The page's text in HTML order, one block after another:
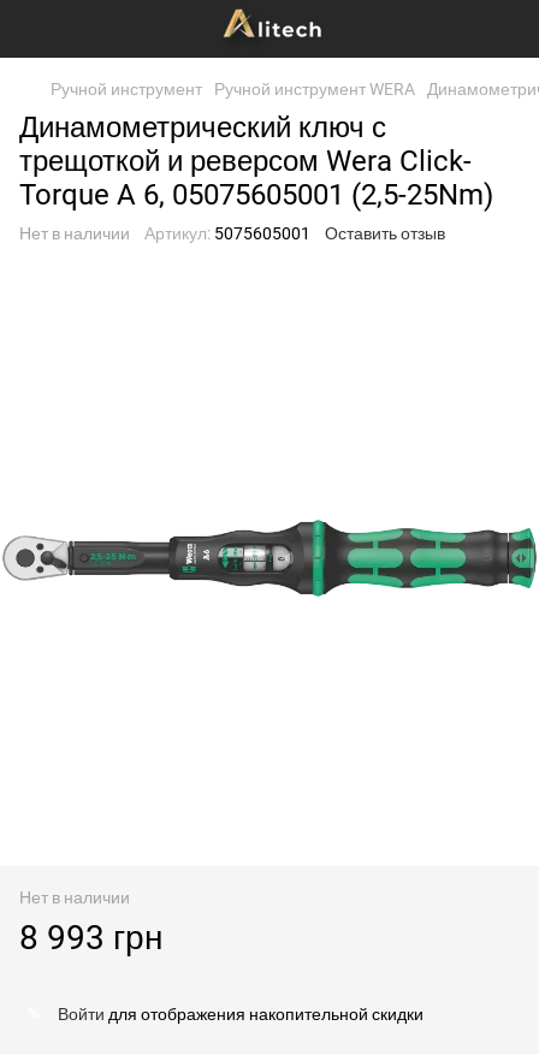
Ручной инструмент Ручной инструмент WERA
Динамометрический ключ с
трещоткой и реверсом Wera Click-
Torque A 6, 05075605001 (2,5-25Nm)
Нет в наличии Артикул: 5075605001 Оставить отзыв
Нет в наличии
8 993 грн
Войти для отображения накопительной скидки